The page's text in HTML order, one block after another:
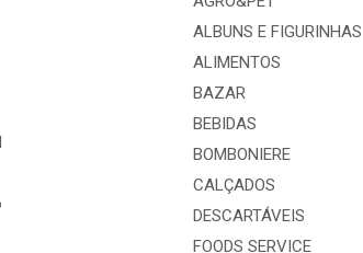
ALBUNS E FIGURINHAS
ALIMENTOS
BAZAR
BEBIDAS
BOMBONIERE
CALÇADOS
DESCARTÁVEIS
FOODS SERVICE